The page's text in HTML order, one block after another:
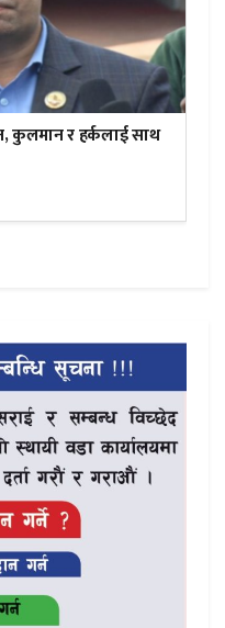
कुलमान र हर्कलाई साथ